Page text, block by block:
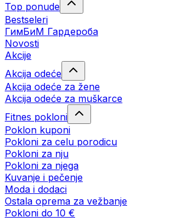
Top ponude
Bestseleri
ГимБиМ Гардeробa
Novosti
Akcije
Akcija odeće
Akcija odeće za žene
Akcija odeće za muškarce
Fitnes pokloni
Poklon kuponi
Pokloni za celu porodicu
Pokloni za nju
Pokloni za njega
Kuvanje i pečenje
Moda i dodaci
Ostala oprema za vežbanje
Pokloni do 10 €